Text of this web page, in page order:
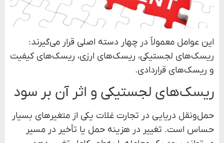
این عوامل معمولاً در چهار دسته اصلی قرار می‌گیرند:
ریسک‌های لجستیکی، ریسک‌های ارزی، ریسک‌های کیفیت
و ریسک‌های قراردادی.
ریسک‌های لجستیکی و اثر آن بر سود
حمل‌ونقل دریایی در تجارت غلات یکی از متغیرهای بسیار
حساس است. تغییر در هزینه حمل یا تأخیر در مسیر